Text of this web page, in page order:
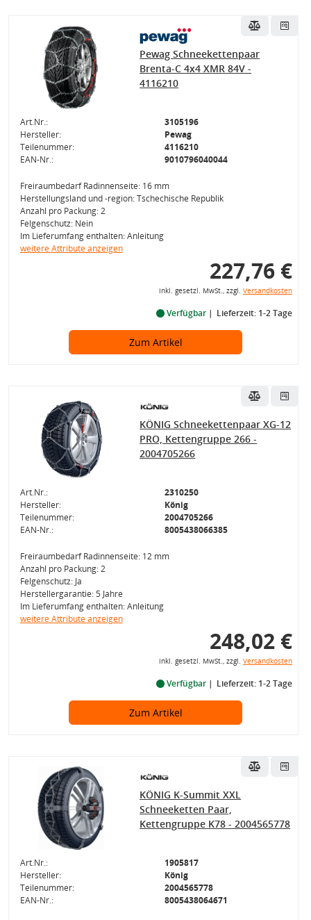
Pewag Schneekettenpaar
Brenta-C 4x4 XMR 84V -
4116210
Art.Nr.:
3105196
Hersteller:
Pewag
Teilenummer:
4116210
EAN-Nr.:
9010796040044
Freiraumbedarf Radinnenseite: 16 mm
Herstellungsland und -region: Tschechische Republik
Anzahl pro Packung: 2
Felgenschutz: Nein
Im Lieferumfang enthalten: Anleitung
weitere Attribute anzeigen
227,76 €
inkl. gesetzl. MwSt., zzgl. Versandkosten
Verfügbar Lieferzeit: 1-2 Tage
Zum Artikel
KÖNIG Schneekettenpaar XG-12
PRO, Kettengruppe 266 -
2004705266
Art.Nr.:
2310250
Hersteller:
König
Teilenummer:
2004705266
EAN-Nr.:
8005438066385
Freiraumbedarf Radinnenseite: 12 mm
Anzahl pro Packung: 2
Felgenschutz: Ja
Herstellergarantie: 5 Jahre
Im Lieferumfang enthalten: Anleitung
weitere Attribute anzeigen
248,02 €
inkl. gesetzl. MwSt., zzgl. Versandkosten
Verfügbar Lieferzeit: 1-2 Tage
Zum Artikel
KÖNIG K-Summit XXL
Schneeketten Paar,
Kettengruppe K78 - 2004565778
Art.Nr.:
1905817
Hersteller:
König
Teilenummer:
2004565778
EAN-Nr.:
8005438064671